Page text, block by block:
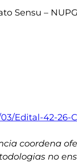
Sensu –
Edital-42-26-
coordena
no